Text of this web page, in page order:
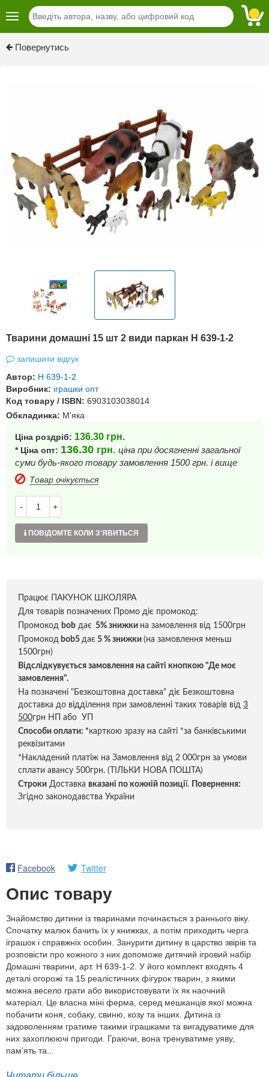
Повернутись
Тварини домашні 15 шт 2 види паркан H 639-1-2
залишити відгук
Автор: H 639-1-2
Виробник: іграшки опт
Код товару / ISBN: 6903103038014
Обкладинка: М'яка
Ціна роздріб: 136.30 грн.
* Ціна опт: 136.30 грн. ціна при досягненні загальної
суми будь-якого товару замовлення 1500 грн. і вище
Товар очікується
- +
ПОВІДОМТЕ КОЛИ З'ЯВИТЬСЯ
Працює ПАКУНОК ШКОЛЯРА
Для товарів позначених Промо діє промокод:
Промокод bob дає 5% знижки на замовлення від 1500грн
Промокод bob5 дає 5 % знижки (на замовлення меньш
1500грн)
Відслідкувується замовлення на сайті кнопкою "Де моє
замовлення".
На позначені "Безкоштовна доставка" діє Безкоштовна
доставка до відділення при замовленні таких товарів від 3
500грн НП або УП
Способи оплати: *карткою зразу на сайті *за банківськими
реквізитами
*Накладений платіж на Замовлення від 2 000грн за умови
сплати авансу 500грн. (ТІЛЬКИ НОВА ПОШТА)
Строки Доставка вказані по кожній позиції.
Повернення:
Згідно законодавства України
Facebook Twitter
Опис товару
Знайомство дитини із тваринами починається з раннього віку.
Спочатку малюк бачить їх у книжках, а потім приходить черга
іграшок і справжніх особин. Занурити дитину в царство звірів та
розповісти про кожного з них допоможе дитячий ігровий набір
Домашні тварини, арт. H 639-1-2. У його комплект входять 4
деталі огорожі та 15 реалістичних фігурок тварин, з якими
можна весело грати або використовувати їх як наочний
матеріал. Це власна міні ферма, серед мешканців якої можна
побачити коня, собаку, свиню, козу та інших. Дитина із
задоволенням гратиме такими іграшками та вигадуватиме для
них захоплюючі пригоди. Граючи, вона тренуватиме уяву,
пам’ять та...